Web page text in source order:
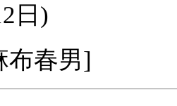
日 )
布春男]